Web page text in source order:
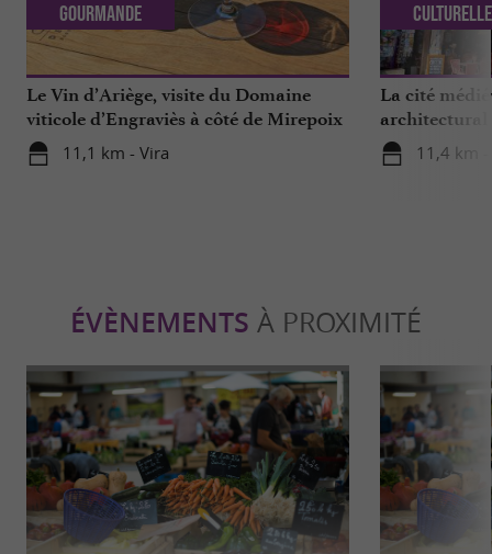
Le Vin d’Ariège, visite du Domaine
viticole d’Engraviès à côté de Mirepoix
11,1 km - Vira
Gourmande
La cité
architectural
11,4 km
Culturelle
ÉVÈNEMENTS À PROXIMITÉ